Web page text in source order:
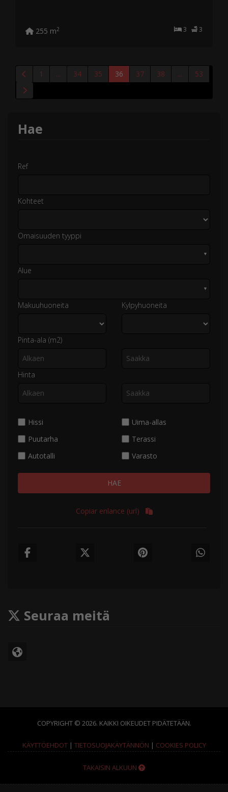
3 3
255 m2
1 ... 34 35 36 37 38 ... 53
Hae
Ref
Kohteet
Omaisuuden tyyppi
▼
Alue
▼
Makuuhuoneita Kylpyhuoneita
Pinta-ala (m2)
Hinta
Hissi
Uima-allas
Puutarha
Terassi
Autotalli
Varasto
HAE
Copiar enlance (url)
Seuraa meitä
COPYRIGHT © 2026. KAIKKI OIKEUDET PIDÄTETÄÄN.
KÄYTTÖEHDOT| TIETOSUOJAKÄYTÄNNÖN | COOKIES POLICY
TAKAISIN ALKUUN